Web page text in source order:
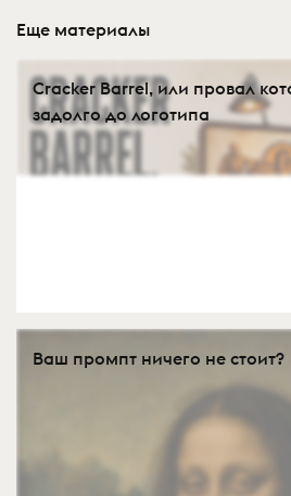
Еще материалы
Cracker Barrel, или провал
задолго до логотипа
Ваш промпт ничего не стоит?